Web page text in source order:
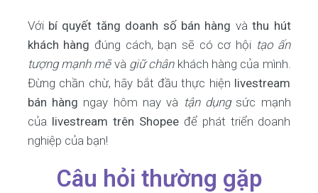
Với bí quyết tăng doanh số bán hàng vàthu hút
khách hàng đúng cách, bạn sẽ có cơ hội tạo ấn
tượng mạnh mẽvà giữ chânkhách hàng của mình.
Đừng chần chừ, hãy bắt đầu thực hiện livestream
bán hàng ngay hôm nay và tận dụngsức mạnh
của livestream trên Shopeeđể phát triển doanh
nghiệp của bạn!
Câu hỏi thường gặp